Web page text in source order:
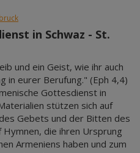
in Schwaz - St.
und ein Geist, wie ihr auch
in eurer Berufung." (Eph 4,4)
Gottesdienst in
stützen sich auf
Gebets und der Bitten des
die ihren Ursprung
Armeniens haben und zum